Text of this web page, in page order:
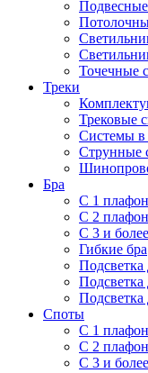
Точечные
Треки
Трековые
Системы в
Струнные
Бра
С 1
С 2
С 3 и
Гибкие бра
Подсветка
Подсветка
Подсветка
Споты
С 1
С 2
С 3 и